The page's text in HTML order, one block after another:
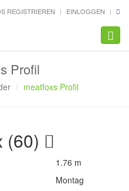
REGISTRIEREN EINLOGGEN
Profil
meatfoxs Profil
(60)
1.76 m
Montag